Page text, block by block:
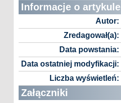
Informacje o artykule
Autor:
Zredagował(a):
Data powstania:
Data ostatniej modyfikacji:
Liczba wyświetleń:
Załączniki